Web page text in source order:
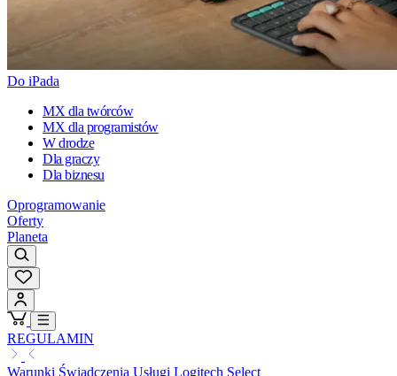
Do iPada
MX dla twórców
MX dla programistów
W drodze
Dla graczy
Dla biznesu
Oprogramowanie
Oferty
Planeta
REGULAMIN
Warunki Świadczenia Usługi Logitech Select